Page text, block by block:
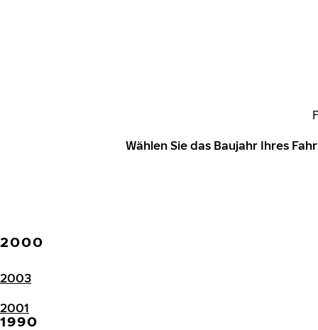
Wählen Sie das Baujahr Ihres
2000
2003
2001
1990